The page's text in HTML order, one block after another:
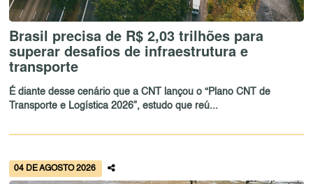
Brasil precisa de R$ 2,03 trilhões para
superar desafios de infraestrutura e
transporte
É diante desse cenário que a CNT lançou o “Plano CNT de
Transporte e Logística 2026”, estudo que reú...
04 DE AGOSTO 2026